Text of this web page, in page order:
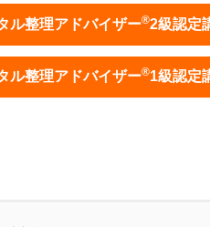
ル整理アドバイザー®2級認定
ル整理アドバイザー®1級認定